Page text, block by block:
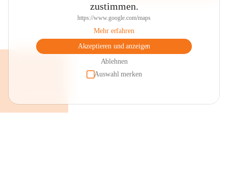
zustimmen.
https://www.google.com/maps
Mehr erfahren
Akzeptieren und anzeigen
Ablehnen
Auswahl merken